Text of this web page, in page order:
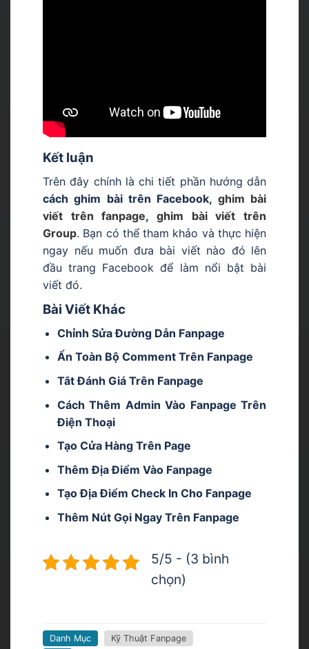
Kết luận
Trên đây chính là chi tiết phần hướng dẫn
cách ghim bài trên Facebook, ghim bài
viết trên fanpage,ghim bài viết trên
Group. Bạn có thể tham khảo và thực hiện
ngay nếu muốn đưa bài viết nào đó lên
đầu trang Facebook để làm nổi bật bài
viết đó.
Bài Viết Khác
Chỉnh Sửa Đường Dẫn Fanpage
Ẩn Toàn Bộ Comment Trên Fanpage
Tắt Đánh Giá Trên Fanpage
Cách Thêm Admin Vào Fanpage Trên
Điện Thoại
Tạo Cửa Hàng Trên Page
Thêm Địa Điểm Vào Fanpage
Tạo Địa Điểm Check In Cho Fanpage
Thêm Nút Gọi Ngay Trên Fanpage
5/5 - (3 bình
chọn)
Danh Mục
Kỹ Thuật Fanpage